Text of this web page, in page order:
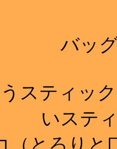
バッ
スティッ
いステ
（とろりと